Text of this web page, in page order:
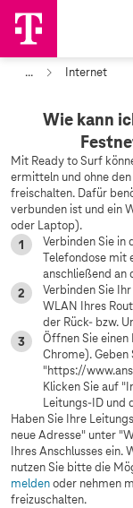
... Internet
Wie kann
Mit Ready to Surf
ermitteln und ohne
freischalten. Dafür
verbunden ist und ein
oder Laptop).
Verbinden Sie in
Telefondose mit
anschließend an
Verbinden Sie
WLAN Ihres
der Rück- bzw.
Öffnen Sie
Chrome). Geben
"https://
Klicken Sie auf
Leitungs-ID und
Haben Sie Ihre
neue Adresse" unter
Ihres Anschlusses ein.
nutzen Sie bitte die
meldenoder nehmen
freizuschalten.